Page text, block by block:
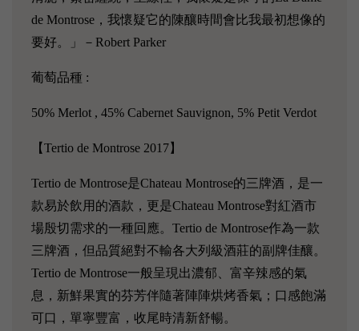
de Montrose，我懷疑它的陳釀時間會比我最初想像的
要好。」－Robert Parker
葡萄品種 :
50% Merlot , 45% Cabernet Sauvignon, 5% Petit Verdot
【Tertio de Montrose 2017】
Tertio de Montrose是Chateau Montrose的三牌酒，是一
款易於飲用的酒款，更是Chateau Montrose對紅酒市
場殷切需求的一種回應。Tertio de Montrose作為一款
三牌酒，但品質絕對不輸各大列級酒莊的副牌佳釀。
Tertio de Montrose一般呈現出濃郁、富辛辣感的氣
息，新鮮果實的芬芳伴隨著陣陣烘烤香氣；口感飽滿
可口，單寧豐富，收尾時清新舒暢。